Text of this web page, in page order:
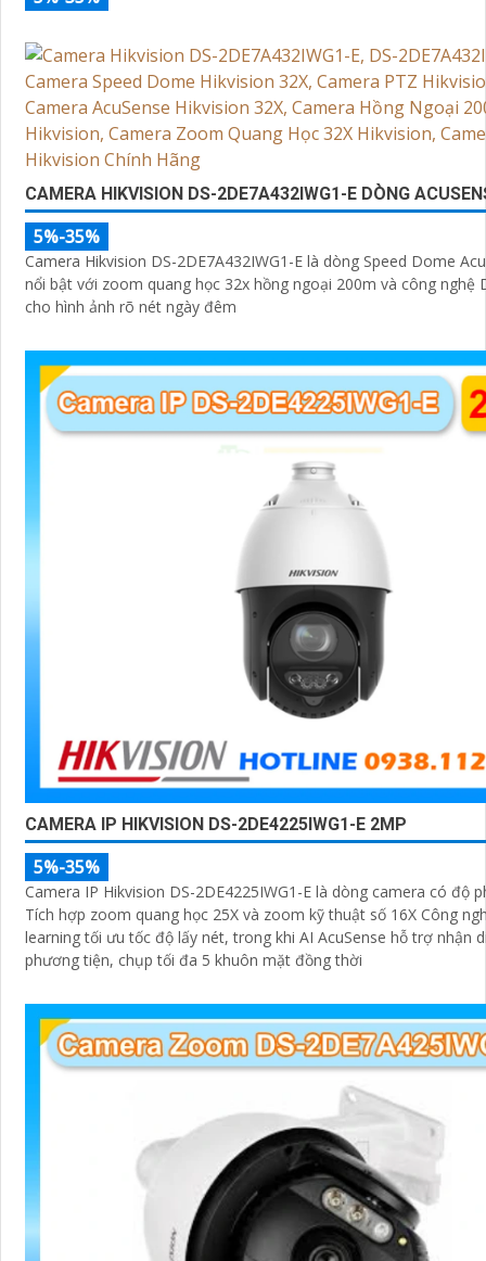
CAMERA HIKVISION DS-2DE7A432IWG1-E DÒNG
5%-35%
Camera Hikvision DS-2DE7A432IWG1-E là dòng Speed Dome
nổi bật với zoom quang học 32x hồng ngoại 200m và công nghệ
cho hình ảnh rõ nét ngày đêm
CAMERA IP HIKVISION DS-2DE4225IWG1-E 2MP
5%-35%
Camera IP Hikvision DS-2DE4225IWG1-E là dòng camera có độ
Tích hợp zoom quang học 25X và zoom kỹ thuật số 16X Công
learning tối ưu tốc độ lấy nét, trong khi AI AcuSense hỗ trợ nhận
phương tiện, chụp tối đa 5 khuôn mặt đồng thời